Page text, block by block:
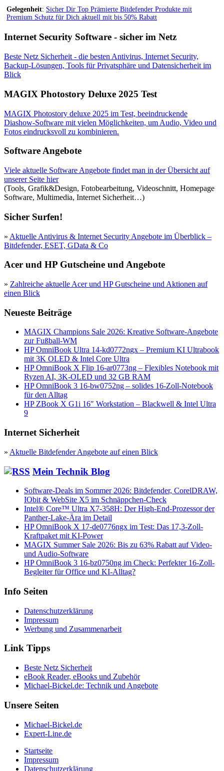
Gelegenheit: Sicher Dir Top Prämierte Bitdefender Produkte mit
Premium Schutz für Dich aktuell mit bis 50% Rabatt
Internet Security Software - sicher im Netz
Beste Netz Sicherheit - die besten Antivirus, Internet Security,
Backup-Lösungen, Tools für Privatsphäre und Datensicherheit im
Blick
MAGIX Photostory Deluxe 2025 Test
MAGIX Photostory deluxe 2025 im Test, beeindruckende
Diashow-Software mit vielen Möglichkeiten, um Audio, Video und
Fotos eindrucksvoll zu kombinieren.
Software Angebote
Viele aktuelle Software Angebote findet man in der Übersicht auf
unserer Seite hier
(Tools, Grafik&Design, Fotobearbeitung, Videoschnitt, Homepage
Software, Multimedia, Internet Sicherheit…)
Sicher Surfen!
» Aktuelle Antivirus & Internet Security Angebote im Überblick –
Bitdefender, ESET, GData & Co
Acer und HP Gutscheine und Angebote
» Zahlreiche aktuelle Acer und HP Gutscheine und Aktionen auf
einen Blick
Neueste Beiträge
MAGIX Champions Sale 2026: Kreative Software-Angebote
zur Fußball-WM
HP OmniBook Ultra 14-kd0772ngx – Premium KI Ultrabook
mit 3K OLED & Intel Core Ultra
HP OmniBook X Flip 16-ar0773ng – Flexibles Notebook mit
Ryzen AI, 3K-OLED und 32 GB RAM
HP OmniBook 3 16-bw0752ng – solides 16-Zoll-Notebook
für den Alltag
HP ZBook X G1i 16″ Workstation – Blackwell & Intel Ultra
9
Internet Sicherheit
» Aktuelle Bitdefender Angebote auf einen Blick
Mein Technik Blog
Software-Deals im Sommer 2026: Bitdefender, CorelDRAW,
IObit & WebSite X5 im Schnäppchen-Check
Intel® Core™ Ultra X7-358H: Der High-End-Prozessor der
Panther-Lake-Ära im Detail
HP OmniBook X 17-de0776ngx im Test: Das 17,3-Zoll-
Kraftpaket mit KI-Power
MAGIX Summer Sale 2026: Bis zu 63% Rabatt auf Video-
und Audio-Software
HP OmniBook 3 16-bz0750ng im Check: Perfekter 16-Zoll-
Begleiter für Office und KI-Alltag?
Info Seiten
Datenschutzerklärung
Impressum
Werbung und Zusammenarbeit
Link Tipps
Beste Netz Sicherheit
eBook Reader, eBooks und Zubehör
Michael-Bickel.de: Technik und Angebote
Unsere Seiten
Michael-Bickel.de
Expert-Line.de
Startseite
Impressum
Datenschutzerklärung